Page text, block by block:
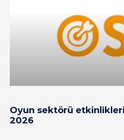
Oyun sektörü
2026